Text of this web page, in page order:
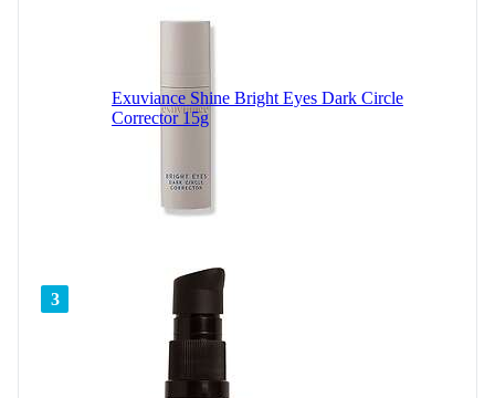
Exuviance Shine Bright Eyes Dark Circle
Corrector 15g
3